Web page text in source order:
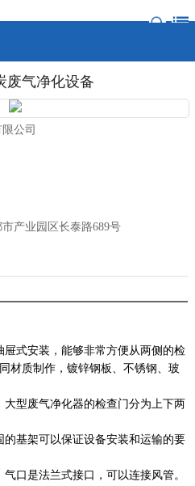
废气净化设备
公司
产业园区长泰路689号
式安装，能够非常方便从两侧的检
材质制作，镀锌钢板、不锈钢、玻
型废气净化器的检查门分为上下两
基架可以保证设备安装和运输的要
口是法兰式接口，可以连接风管。